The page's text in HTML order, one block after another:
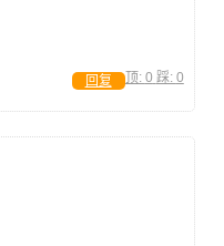
顶: 0 踩: 0
回复